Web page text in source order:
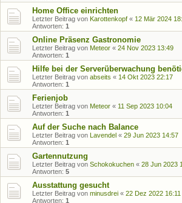
Home Office einrichten
Letzter Beitrag von Karottenkopf « 12 Mär 2024
Antworten: 1
Online Präsenz Gastronomie
Letzter Beitrag von Meteor « 24 Nov 2023 13:49
Antworten: 1
Hilfe bei der Serverüberwachung
Letzter Beitrag von abseits « 14 Okt 2023 22:17
Antworten: 1
Ferienjob
Letzter Beitrag von Meteor « 11 Sep 2023 10:04
Antworten: 1
Auf der Suche nach Balance
Letzter Beitrag von Lavendel « 29 Jun 2023 14:57
Antworten: 1
Gartennutzung
Letzter Beitrag von Schokokuchen « 28 Jun 2023
Antworten: 5
Ausstattung gesucht
Letzter Beitrag von minusdrei « 22 Dez 2022 16:11
Antworten: 1